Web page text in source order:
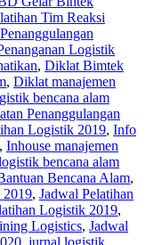
Tim Reaksi
Logistik
, Diklat Bimtek
, Diklat manajemen
bencana alam
Penanggulangan
Logistik 2019, Info
, Inhouse manajemen
bencana alam
Bencana Alam,
2019, Jadwal Pelatihan
Logistik 2019,
Logistics, Jadwal
, jurnal logistik